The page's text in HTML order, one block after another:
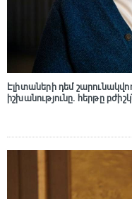
Էլիտաների դեմ
իշխանությունը. հերթը